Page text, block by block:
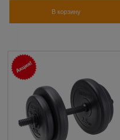
В корзину